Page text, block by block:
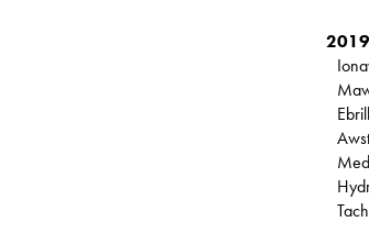
2019
Ebrill
Awst